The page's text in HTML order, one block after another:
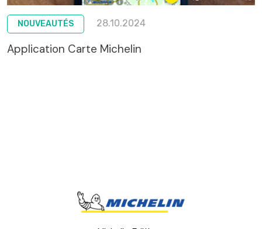
NOUVEAUTÉS 28.10.2024
Application Carte Michelin